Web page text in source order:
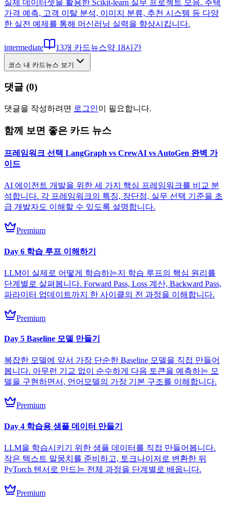
실제 데이터셋을 활용한 Scikit-learn 실무 프로젝트 모음. 주택
가격 예측, 고객 이탈 분석, 이미지 분류, 추천 시스템 등 다양
한 실전 예제를 통해 머신러닝 실력을 향상시킵니다.
intermediate 13개 카드뉴스약 18시간
코스 내 카드뉴스 보기
댓글 (0)
댓글을 작성하려면 로그인이 필요합니다.
함께 보면 좋은 카드 뉴스
프레임워크 선택 LangGraph vs CrewAI vs AutoGen 완벽 가
이드
AI 에이전트 개발을 위한 세 가지 핵심 프레임워크를 비교 분
석합니다. 각 프레임워크의 특징, 장단점, 실무 선택 기준을 초
급 개발자도 이해할 수 있도록 설명합니다.
Premium
Day 6 학습 루프 이해하기
LLM이 실제로 어떻게 학습하는지 학습 루프의 핵심 원리를
단계별로 살펴봅니다. Forward Pass, Loss 계산, Backward Pass,
파라미터 업데이트까지 한 사이클의 전 과정을 이해합니다.
Premium
Day 5 Baseline 모델 만들기
복잡한 모델에 앞서 가장 단순한 Baseline 모델을 직접 만들어
봅니다. 아무런 기교 없이 순수하게 다음 토큰을 예측하는 모
델을 구현하면서, 언어모델의 가장 기본 구조를 이해합니다.
Premium
Day 4 학습용 샘플 데이터 만들기
LLM을 학습시키기 위한 샘플 데이터를 직접 만들어봅니다.
작은 텍스트 말뭉치를 준비하고, 토크나이저로 변환한 뒤
PyTorch 텐서로 만드는 전체 과정을 단계별로 배웁니다.
Premium